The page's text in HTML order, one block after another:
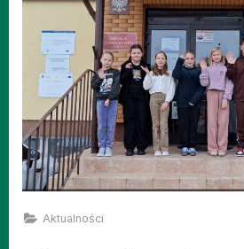
Aktualności